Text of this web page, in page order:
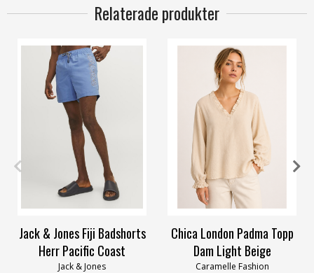
Relaterade produkter
XL XXL
Jack & Jones Fiji Badshorts
Herr Pacific Coast
Jack & Jones
OneSize
Chica London Padma Topp
Dam Light Beige
Caramelle Fashion